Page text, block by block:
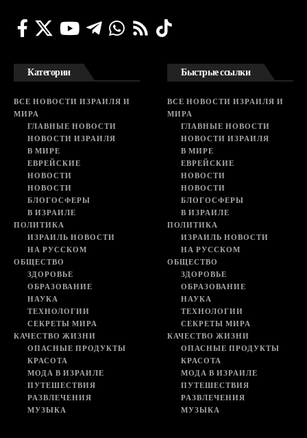
Категории
ВСЕ НОВОСТИ ИЗРАИЛЯ И
МИРА
ГЛАВНЫЕ НОВОСТИ
НОВОСТИ ИЗРАИЛЯ
В МИРЕ
ЕВРЕЙСКИЕ
НОВОСТИ
НОВОСТИ
БЛОГОСФЕРЫ
В ИЗРАИЛЕ
ПОЛИТИКА
ИЗРАИЛЬ НОВОСТИ
НА РУССКОМ
ОБЩЕСТВО
ЗДОРОВЬЕ
ОБРАЗОВАНИЕ
НАУКА
ТЕХНОЛОГИИ
СЕКРЕТЫ МИРА
КАЧЕСТВО ЖИЗНИ
ОПАСНЫЕ ПРОДУКТЫ
КРАСОТА
МОДА В ИЗРАИЛЕ
ПУТЕШЕСТВИЯ
РАЗВЛЕЧЕНИЯ
МУЗЫКА
Быстрые ссылки
ВСЕ НОВОСТИ ИЗРАИЛЯ И
МИРА
ГЛАВНЫЕ НОВОСТИ
НОВОСТИ ИЗРАИЛЯ
В МИРЕ
ЕВРЕЙСКИЕ
НОВОСТИ
НОВОСТИ
БЛОГОСФЕРЫ
В ИЗРАИЛЕ
ПОЛИТИКА
ИЗРАИЛЬ НОВОСТИ
НА РУССКОМ
ОБЩЕСТВО
ЗДОРОВЬЕ
ОБРАЗОВАНИЕ
НАУКА
ТЕХНОЛОГИИ
СЕКРЕТЫ МИРА
КАЧЕСТВО ЖИЗНИ
ОПАСНЫЕ ПРОДУКТЫ
КРАСОТА
МОДА В ИЗРАИЛЕ
ПУТЕШЕСТВИЯ
РАЗВЛЕЧЕНИЯ
МУЗЫКА